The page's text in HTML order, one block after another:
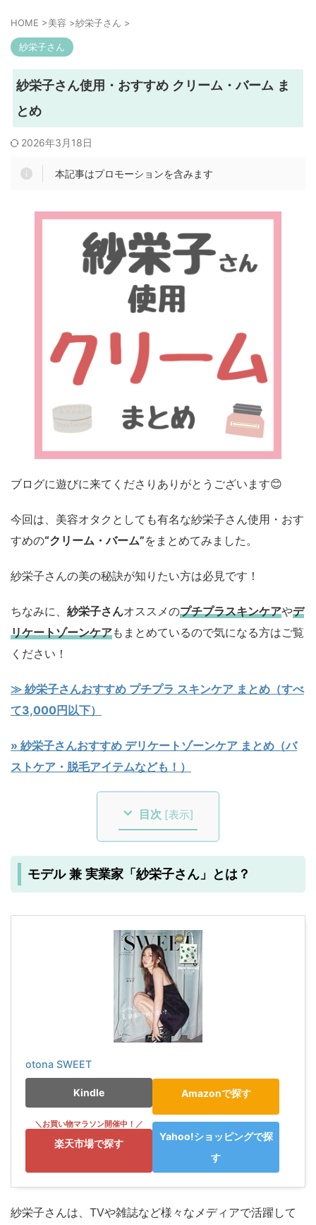
HOME >美容 >紗栄子さん >
紗栄子さん
紗栄子さん使用・おすすめ クリーム・バーム ま
とめ
2026年3月18日
本記事はプロモーションを含みます
ブログに遊びに来てくださりありがとうございます😊
今回は、美容オタクとしても有名な紗栄子さん使用・おす
すめの“クリーム・バーム”をまとめてみました。
紗栄子さんの美の秘訣が知りたい方は必見です！
ちなみに、 紗栄子さんオススメのプチプラスキンケアやデ
リケートゾーンケアもまとめているので気になる方はご覧
ください！
≫ 紗栄子さんおすすめ プチプラ スキンケア まとめ（すべ
て3,000円以下）
» 紗栄子さんおすすめ デリケートゾーンケア まとめ（バ
ストケア・脱毛アイテムなども！）
目次 [表示]
モデル 兼 実業家「紗栄子さん」とは？
otona SWEET
Kindle Amazonで探す
楽天市場で探す
Yahoo!ショッピングで探
す
紗栄子さんは、TVや雑誌など様々なメディアで活躍して